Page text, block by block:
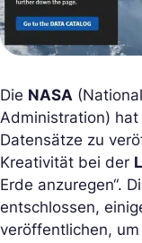
Die NASA
Administration)
Datensätze zu
Kreativität bei der
Erde anzuregen“.
entschlossen,
veröffentlichen,